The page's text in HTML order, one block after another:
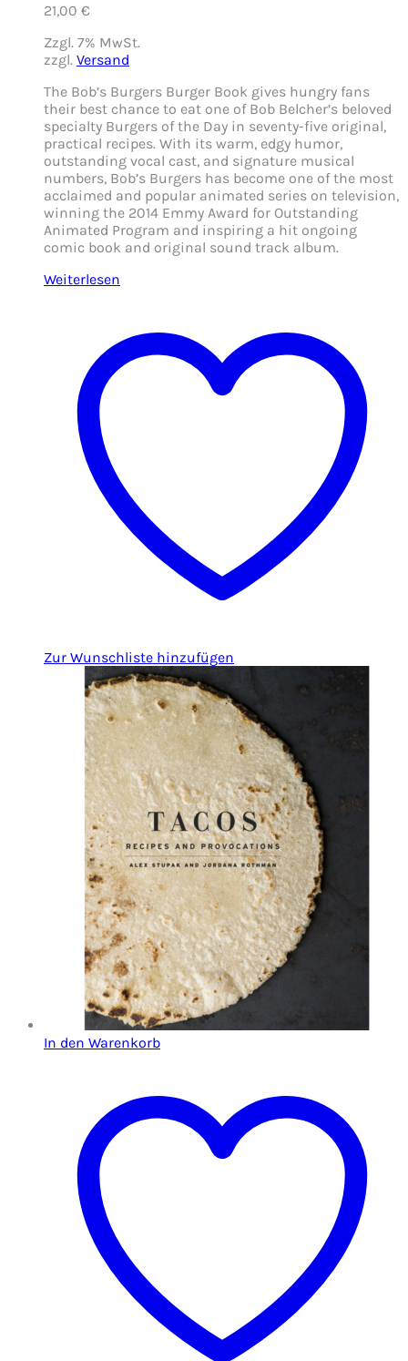
21,00 €
Zzgl. 7% MwSt.
zzgl. Versand
The Bob’s Burgers Burger Book gives hungry fans
their best chance to eat one of Bob Belcher’s beloved
specialty Burgers of the Day in seventy-five original,
practical recipes. With its warm, edgy humor,
outstanding vocal cast, and signature musical
numbers, Bob’s Burgers has become one of the most
acclaimed and popular animated series on television,
winning the 2014 Emmy Award for Outstanding
Animated Program and inspiring a hit ongoing
comic book and original sound track album.
Weiterlesen
Zur Wunschliste hinzufügen
In den Warenkorb